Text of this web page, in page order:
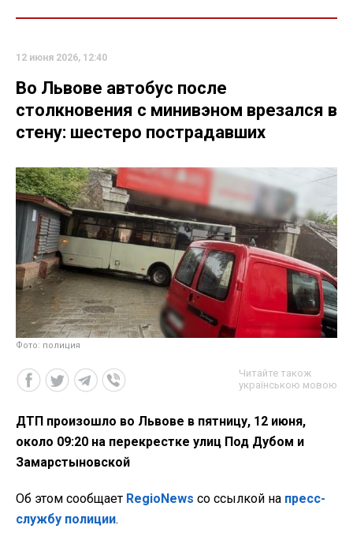
12 июня 2026, 12:40
Во Львове автобус после
столкновения с минивэном врезался в
стену: шестеро пострадавших
Фото: полиция
Читайте також
українською мовою
ДТП произошло во Львове в пятницу, 12 июня,
около 09:20 на перекрестке улиц Под Дубом и
Замарстыновской
Об этом сообщает RegioNews со ссылкой на пресс-
службу полиции.